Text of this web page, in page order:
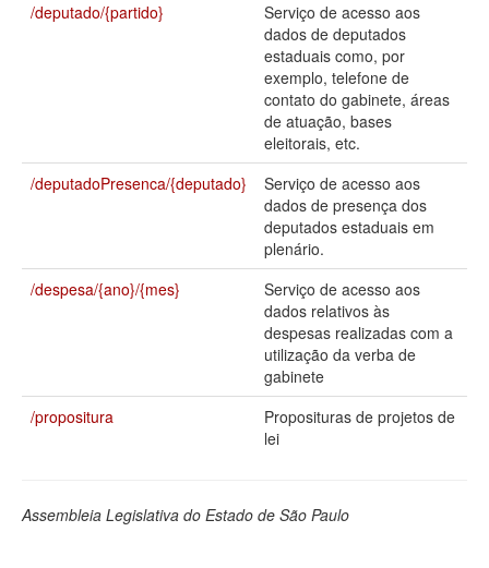
Catálogo de dados
Legislação
Perguntas frequentes
/deputado/{partido}
Serviço de acesso aos
dados de deputados
estaduais como, por
exemplo, telefone de
contato do gabinete, áreas
de atuação, bases
eleitorais, etc.
/deputadoPresenca/{deputado}
Serviço de acesso aos
dados de presença dos
deputados estaduais em
plenário.
/despesa/{ano}/{mes}
Serviço de acesso aos
dados relativos às
despesas realizadas com a
utilização da verba de
gabinete
/propositura
Proposituras de projetos de
lei
Assembleia Legislativa do Estado de São Paulo